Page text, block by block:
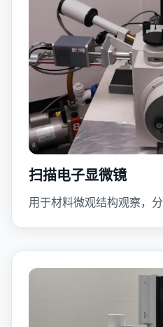
扫描电子显微镜
用于材料微观结构观察，